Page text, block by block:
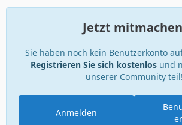
Jetzt
Sie haben noch kein Benutzerkonto
Registrieren Sie sich kostenlosund
unserer Community teil!
Anmelden